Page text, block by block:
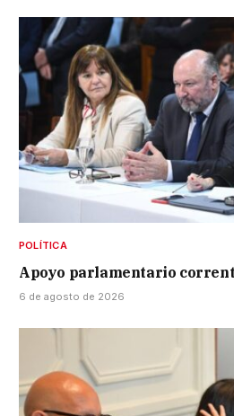
POLÍTICA
Apoyo parlamentario
6 de agosto de 2026